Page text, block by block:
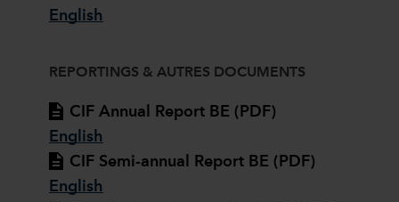
English
REPORTINGS & AUTRES DOCUMENTS
CIF Annual Report BE (PDF)
English
CIF Semi-annual Report BE (PDF)
English